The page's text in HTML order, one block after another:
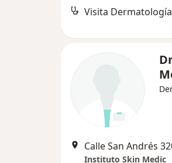
Visita Dermatología
Instituto Skin Medic